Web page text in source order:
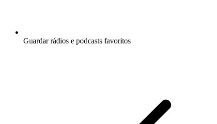
Guardar rádios e podcasts favoritos